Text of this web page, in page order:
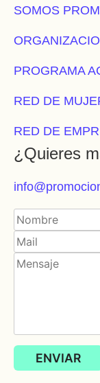
SOMOS
PROGRAMA
RED DE
RED DE
¿Quieres